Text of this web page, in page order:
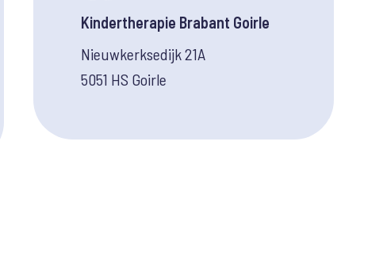
Kindertherapie Brabant Goirle
Nieuwkerksedijk 21A
5051 HS Goirle